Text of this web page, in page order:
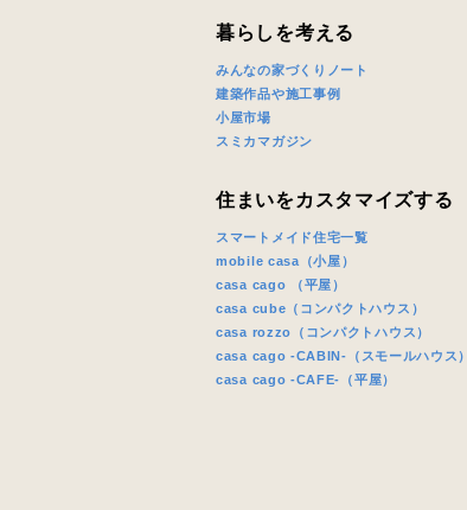
暮らしを考える
みんなの家づくりノート
建築作品や施工事例
小屋市場
スミカマガジン
住まいをカスタマイズする
スマートメイド住宅一覧
mobile casa（小屋）
casa cago （平屋）
casa cube（コンパクトハウス）
casa rozzo（コンパクトハウス）
casa cago -CABIN-（スモールハウス）
casa cago -CAFE-（平屋）